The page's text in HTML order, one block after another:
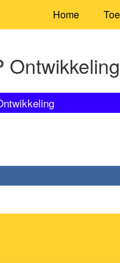
Home
Ontwikkeling